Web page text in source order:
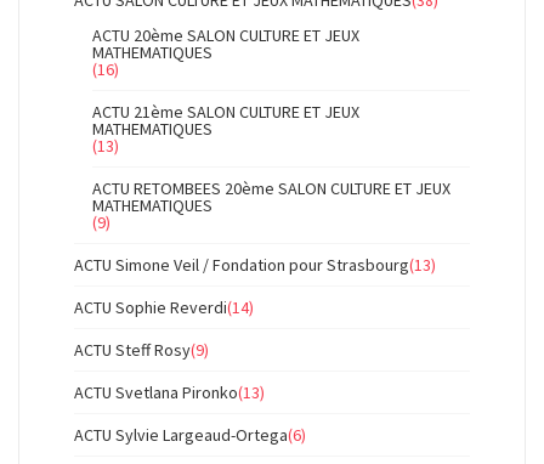
ACTU 20ème SALON CULTURE ET JEUX
MATHEMATIQUES
(16)
ACTU 21ème SALON CULTURE ET JEUX
MATHEMATIQUES
(13)
ACTU RETOMBEES 20ème SALON CULTURE ET JEUX
MATHEMATIQUES
(9)
ACTU Simone Veil / Fondation pour Strasbourg(13)
ACTU Sophie Reverdi(14)
ACTU Steff Rosy(9)
ACTU Svetlana Pironko(13)
ACTU Sylvie Largeaud-Ortega(6)